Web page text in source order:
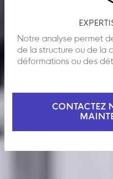
Notre analyse permet
de la structure ou de la
déformations ou des
CONTACTEZ